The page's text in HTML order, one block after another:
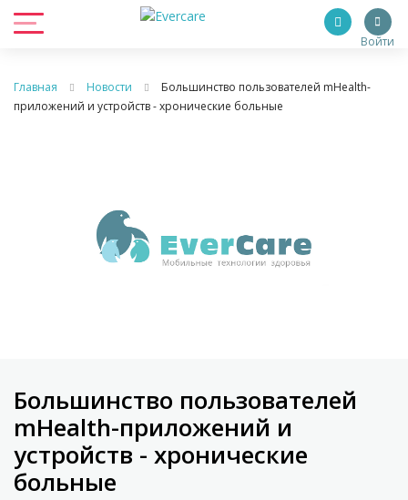
Войти
Главная Новости
Большинство пользователей mHealth-
приложений и устройств - хронические больные
Большинство пользователей
mHealth-приложений и
устройств - хронические
больные